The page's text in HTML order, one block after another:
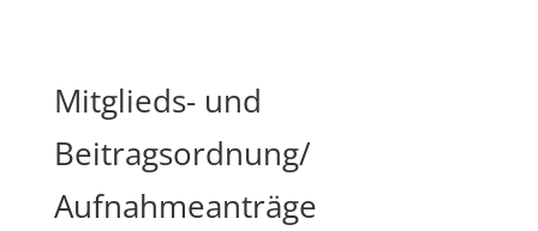
Mitglieds- und
Beitragsordnung/
Aufnahmeanträge